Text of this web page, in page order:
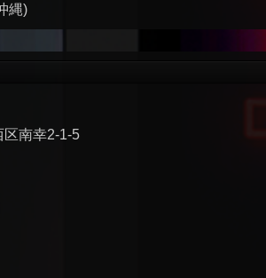
縄)
区南幸2-1-5